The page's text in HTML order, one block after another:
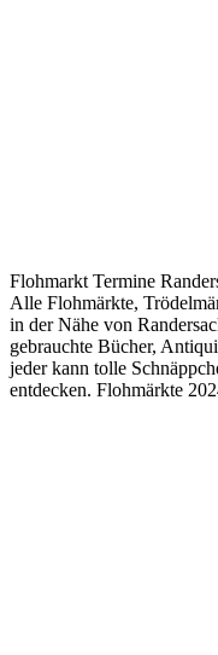
Flohmarkt Termine
Alle Flohmärkte,
in der Nähe von
gebrauchte Bücher,
jeder kann tolle
entdecken. Flohmärkte